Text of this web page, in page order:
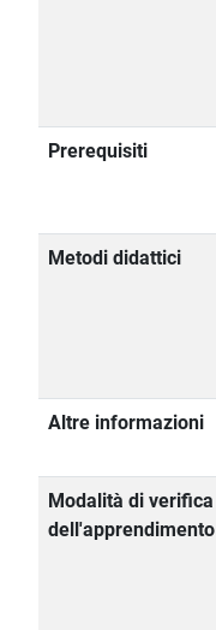
Prerequisiti
Metodi didattici
Altre informazioni
Modalità di verifica
dell'apprendimento